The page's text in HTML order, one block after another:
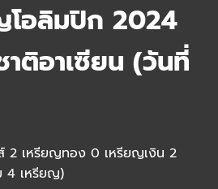
โอลิมปิก 2024
ติอาเซียน (วันที่
รียญทอง 0 เหรียญเงิน 2
4 เหรียญ)